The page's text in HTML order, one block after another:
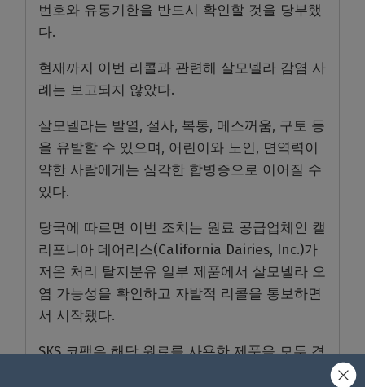
번호와 유통기한을 반드시 확인할 것을 당부했
다.
현재까지 이번 리콜과 관련해 살모넬라 감염 사
례는 보고되지 않았다.
살모넬라는 발열, 설사, 복통, 메스꺼움, 구토 등
을 유발할 수 있으며, 어린이와 노인, 면역력이
약한 사람에게는 심각한 합병증으로 이어질 수
있다.
당국에 따르면 이번 조치는 원료 공급업체인 캘
리포니아 데어리스(California Dairies, Inc.)가
저온 처리 탈지분유 일부 제품에서 살모넬라 오
염 가능성을 확인하고 자발적 리콜을 통보하면
서 시작됐다.
SKS 코팩은 해당 원료를 사용한 제품을 모두 격